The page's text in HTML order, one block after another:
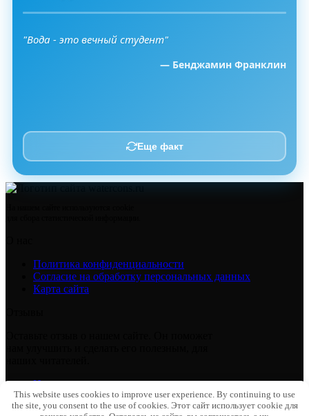
"Вода - это вечный студент"
— Бенджамин Франклин
Еще факт
Политика конфиденциальности
Согласие на обработку персональных данных
Карта сайта
Написать отзывов
Отправить сообщение
This website uses cookies to improve user experience. By continuing to use
the site, you consent to the use of cookies. Этот сайт использует cookie для